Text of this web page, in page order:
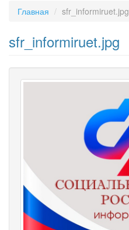
Главная sfr_informiruet.jpg
sfr_informiruet.jpg